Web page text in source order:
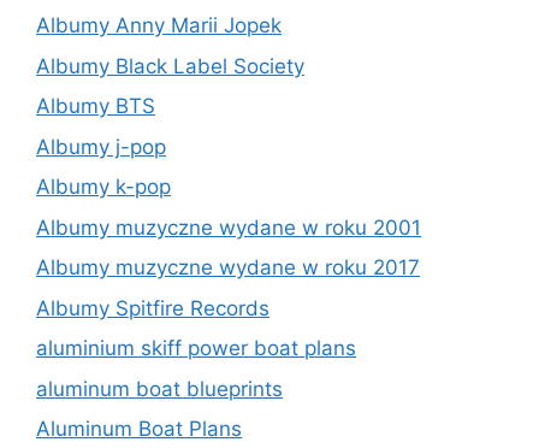
Albumy Anny Marii Jopek
Albumy Black Label Society
Albumy BTS
Albumy j-pop
Albumy k-pop
Albumy muzyczne wydane w roku 2001
Albumy muzyczne wydane w roku 2017
Albumy Spitfire Records
aluminium skiff power boat plans
aluminum boat blueprints
Aluminum Boat Plans